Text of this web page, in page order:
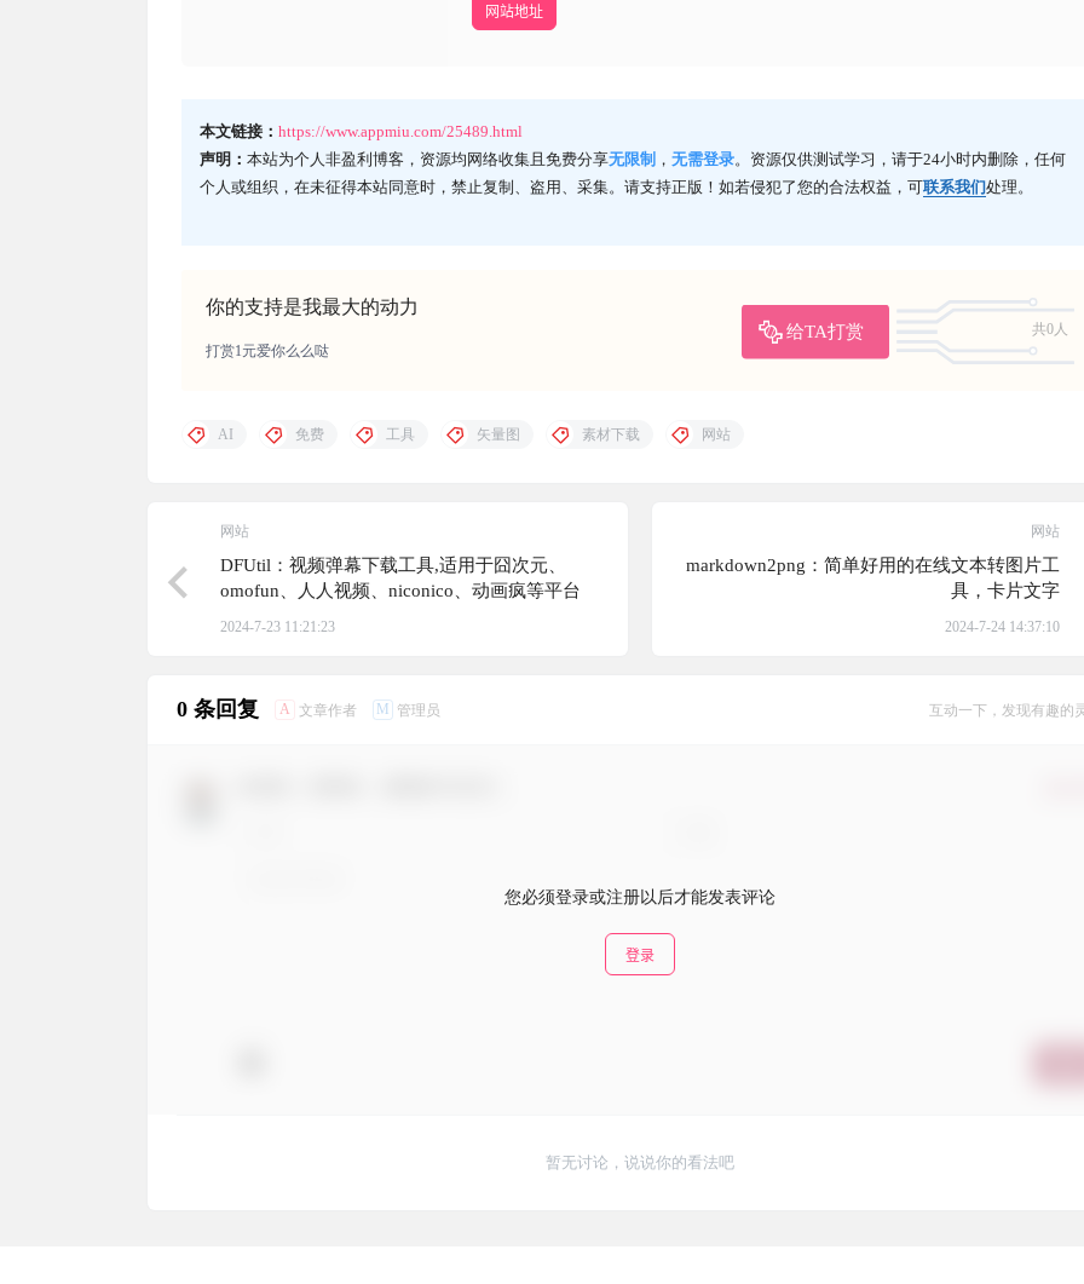
网站地址
本文链接： https://www.appmiu.com/25489.html
声明： 本站为个人非盈利博客，资源均网络收集且免费分享无限制 ， 无需登录。资源仅供测试学习，请于24小时内删除，任何
个人或组织，在未征得本站同意时，禁止复制、盗用、采集。请支持正版！如若侵犯了您的合法权益，可联系我们处理。
你的支持是我最大的动力
给TA打赏
共0人
打赏1元爱你么么哒
AI 免费 工具 矢量图 素材下载 网站
网站
DFUtil：视频弹幕下载工具,适用于囧次元、
omofun、人人视频、niconico、动画疯等平台
2024-7-23 11:21:23
网站
markdown2png：简单好用的在线文本转图片工
具，卡片文字
2024-7-24 14:37:10
0 条回复 A 文章作者 M 管理员 互动一下，发现有趣的
您必须登录或注册以后才能发表评论
登录
暂无讨论，说说你的看法吧